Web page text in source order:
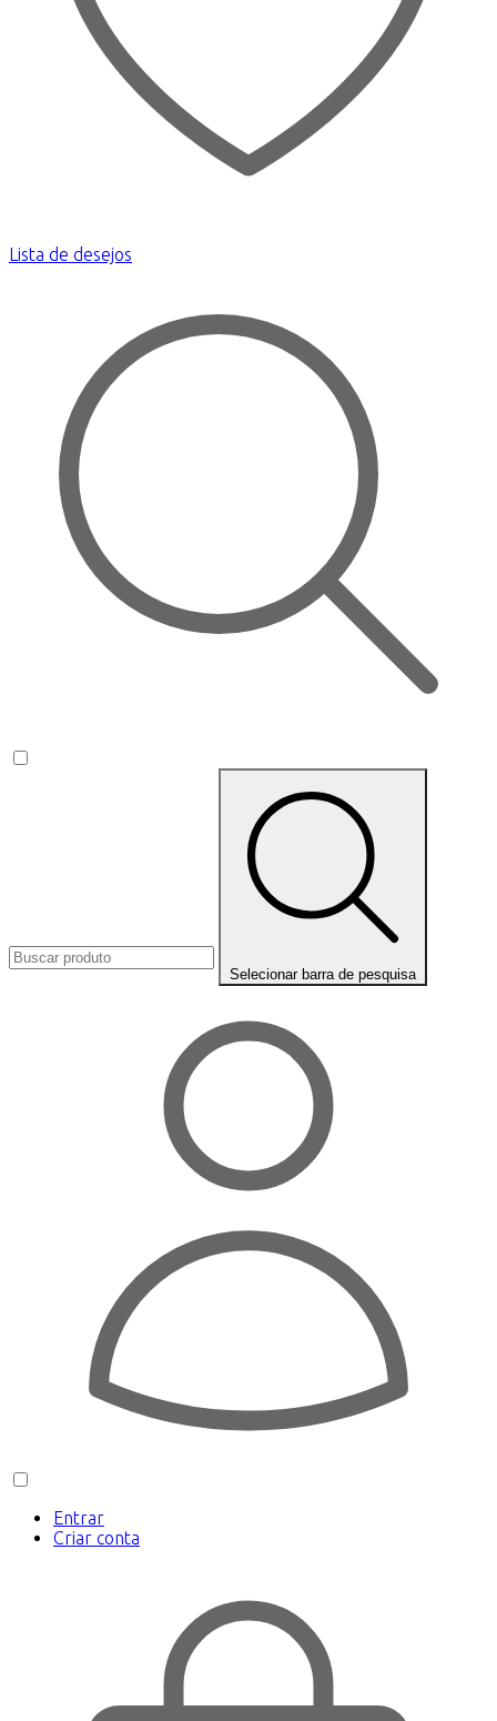
Lista de desejos
Selecionar barra de pesquisa
Entrar
Criar conta